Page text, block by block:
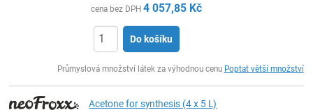
cena bez DPH 4 057,85 Kč
Do košíku
Průmyslová množství látek za výhodnou cenu Poptat větší množství
Acetone for synthesis (4 x 5 L)